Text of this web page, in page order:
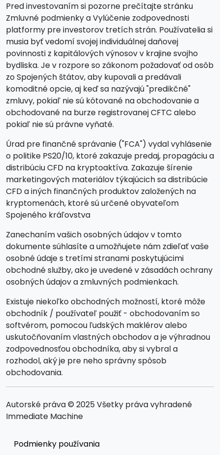
Pred investovaním si pozorne prečítajte stránku
Zmluvné podmienky a Vylúčenie zodpovednosti
platformy pre investorov tretích strán. Používatelia si
musia byť vedomí svojej individuálnej daňovej
povinnosti z kapitálových výnosov v krajine svojho
bydliska. Je v rozpore so zákonom požadovať od osôb
zo Spojených štátov, aby kupovali a predávali
komoditné opcie, aj keď sa nazývajú "predikčné"
zmluvy, pokiaľ nie sú kótované na obchodovanie a
obchodované na burze registrovanej CFTC alebo
pokiaľ nie sú právne vyňaté.
Úrad pre finančné správanie ("FCA") vydal vyhlásenie
o politike PS20/10, ktoré zakazuje predaj, propagáciu a
distribúciu CFD na kryptoaktíva. Zakazuje šírenie
marketingových materiálov týkajúcich sa distribúcie
CFD a iných finančných produktov založených na
kryptomenách, ktoré sú určené obyvateľom
Spojeného kráľovstva
Zanechaním vašich osobných údajov v tomto
dokumente súhlasíte a umožňujete nám zdieľať vaše
osobné údaje s tretími stranami poskytujúcimi
obchodné služby, ako je uvedené v zásadách ochrany
osobných údajov a zmluvných podmienkach.
Existuje niekoľko obchodných možností, ktoré môže
obchodník / používateľ použiť - obchodovaním so
softvérom, pomocou ľudských maklérov alebo
uskutočňovaním vlastných obchodov a je výhradnou
zodpovednosťou obchodníka, aby si vybral a
rozhodol, aký je pre neho správny spôsob
obchodovania.
Autorské práva © 2025 Všetky práva vyhradené
Immediate Machine
Podmienky používania